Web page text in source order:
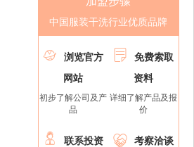
中国服装干洗行业优质品牌

浏览官方
网站
初步了解公司及产
品

免费索取
资料
详细了解产品及报
价

联系投资

考察洽谈